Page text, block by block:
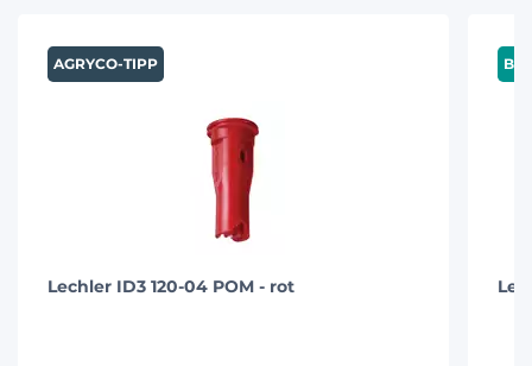
AGRYCO-TIPP
Lechler ID3 120-04 POM - rot